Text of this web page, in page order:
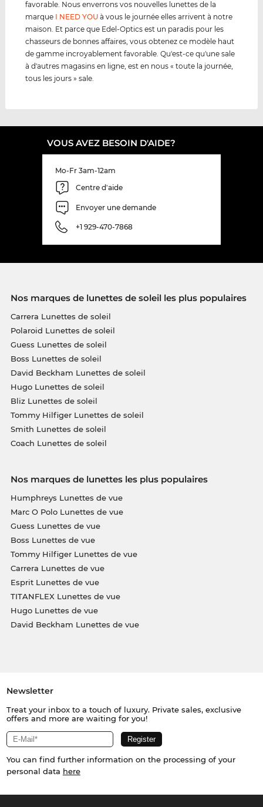
favorable. Nous enverrons vos nouvelles lunettes de la
marque I NEED YOU à vous le journée elles arrivent à notre
maison. Et parce que Edel-Optics est un paradis pour les
chasseurs de bonnes affaires, vous obtenez ce modèle haut
de gamme incroyablement favorable. Qu'est-ce qu'une sale
à d'autres magasins en ligne, est en nous « toute la journée,
tous les jours » sale.
VOUS AVEZ BESOIN D'AIDE?
Mo-Fr 3am-12am
Centre d'aide
Envoyer une demande
+1 929-470-7868
Nos marques de lunettes de soleil les plus populaires
Carrera Lunettes de soleil
Polaroid Lunettes de soleil
Guess Lunettes de soleil
Boss Lunettes de soleil
David Beckham Lunettes de soleil
Hugo Lunettes de soleil
Bliz Lunettes de soleil
Tommy Hilfiger Lunettes de soleil
Smith Lunettes de soleil
Coach Lunettes de soleil
Nos marques de lunettes les plus populaires
Humphreys Lunettes de vue
Marc O Polo Lunettes de vue
Guess Lunettes de vue
Boss Lunettes de vue
Tommy Hilfiger Lunettes de vue
Carrera Lunettes de vue
Esprit Lunettes de vue
TITANFLEX Lunettes de vue
Hugo Lunettes de vue
David Beckham Lunettes de vue
Newsletter
Treat your inbox to a touch of luxury. Private sales, exclusive
offers and more are waiting for you!
You can find further information on the processing of your
personal data here